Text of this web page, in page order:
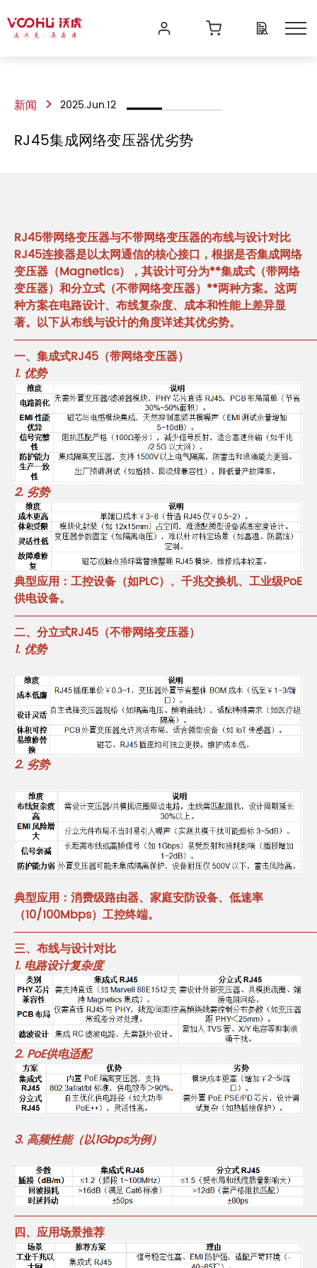
新闻 > 2025.Jun.12
RJ45集成网络变压器优劣势
RJ45带网络变压器与不带网络变压器的布线与设计对比
RJ45连接器是以太网通信的核心接口，根据是否集成网络
变压器（Magnetics），其设计可分为**集成式（带网络
变压器）和分立式（不带网络变压器）**两种方案。这两
种方案在电路设计、布线复杂度、成本和性能上差异显
著。以下从布线与设计的角度详述其优劣势。
一、集成式RJ45（带网络变压器）
1. 优势
2. 劣势
典型应用：工控设备（如PLC）、千兆交换机、工业级PoE
供电设备。
二、分立式RJ45（不带网络变压器）
1. 优势
2. 劣势
典型应用：消费级路由器、家庭安防设备、低速率
（10/100Mbps）工控终端。
三、布线与设计对比
1. 电路设计复杂度
2. PoE供电适配
3. 高频性能（以1Gbps为例）
四、应用场景推荐